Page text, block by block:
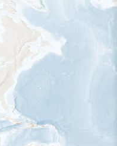
monitoreada
(alta
un pájaro rastreado
de esta especie
Bajo
especies por estación
de verano